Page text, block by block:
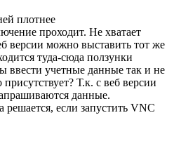
плотнее
проходит. Не хватает
версии можно выставить тот же
туда-сюда ползунки
ввести учетные данные так и не
Т.к. с веб версии
данные.
если запустить VNC